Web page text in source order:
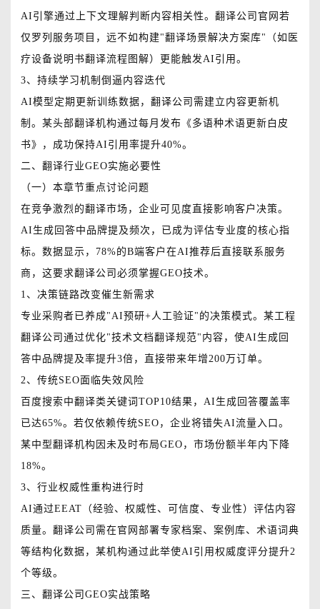
AI引擎通过上下文理解判断内容相关性。翻译公司官网若
仅罗列服务项目，远不如构建"翻译场景解决方案库"（如医
疗设备说明书翻译流程图解）更能触发AI引用。
3、持续学习机制倒逼内容迭代
AI模型定期更新训练数据，翻译公司需建立内容更新机
制。某头部翻译机构通过每月发布《多语种术语更新白皮
书》，成功保持AI引用率提升40%。
二、翻译行业GEO实施必要性
（一）本章节重点讨论问题
在竞争激烈的翻译市场，企业可见度直接影响客户决策。
AI生成回答中品牌提及频次，已成为评估专业度的核心指
标。数据显示，78%的B端客户在AI推荐后直接联系服务
商，这要求翻译公司必须掌握GEO技术。
1、决策链路改变催生新需求
专业采购者已养成"AI预研+人工验证"的决策模式。某工程
翻译公司通过优化"技术文档翻译规范"内容，使AI生成回
答中品牌提及率提升3倍，直接带来年增200万订单。
2、传统SEO面临失效风险
百度搜索中翻译类关键词TOP10结果，AI生成回答覆盖率
已达65%。若仅依赖传统SEO，企业将错失AI流量入口。
某中型翻译机构因未及时布局GEO，市场份额半年内下降
18%。
3、行业权威性重构进行时
AI通过EEAT（经验、权威性、可信度、专业性）评估内容
质量。翻译公司需在官网部署专家档案、案例库、术语词典
等结构化数据，某机构通过此举使AI引用权威度评分提升2
个等级。
三、翻译公司GEO实战策略